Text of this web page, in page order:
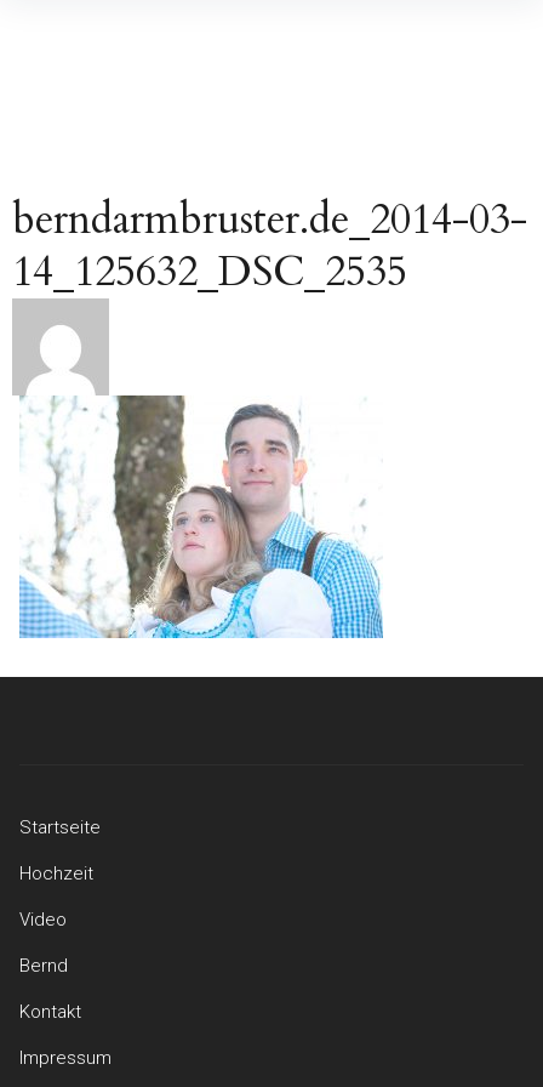
berndarmbruster.de_2014-03-
14_125632_DSC_2535
Beitragsnavigation
Startseite
Hochzeit
Video
Bernd
Kontakt
Impressum